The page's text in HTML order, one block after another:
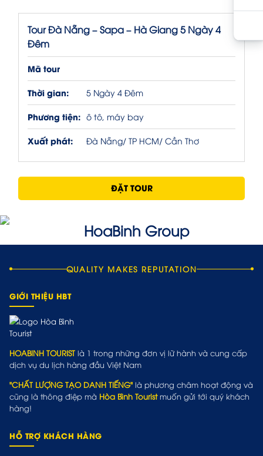
Tour Đà Nẵng – Sapa – Hà Giang 5 Ngày 4
Đêm
Mã tour
Thời gian:
5 Ngày 4 Đêm
Phương tiện: ô tô, máy bay
Xuất phát: Đà Nẵng/ TP HCM/ Cần Thơ
ĐẶT TOUR
QUALITY MAKES REPUTATION
GIỚI THIỆU HBT
HOABINH TOURIST là 1 trong những đơn vị lữ hành và cung cấp
dịch vụ du lịch hàng đầu Việt Nam
"CHẤT LƯỢNG TẠO DANH TIẾNG" là phương châm hoạt động và
cũng là thông điệp mà Hòa Bình Touristmuốn gửi tới quý khách
hàng!
HỖ TRỢ KHÁCH HÀNG